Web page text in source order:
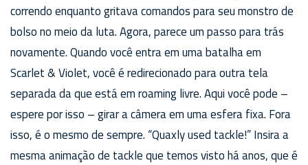
correndo enquanto gritava comandos para seu monstro de
bolso no meio da luta. Agora, parece um passo para trás
novamente. Quando você entra em uma batalha em
Scarlet & Violet, você é redirecionado para outra tela
separada da que está em roaming livre. Aqui você pode –
espere por isso – girar a câmera em uma esfera fixa. Fora
isso, é o mesmo de sempre. “Quaxly used tackle!” Insira a
mesma animação de tackle que temos visto há anos, que é